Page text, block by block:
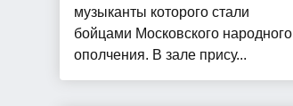
музыканты которого стали
бойцами Московского народного
ополчения. В зале прису...